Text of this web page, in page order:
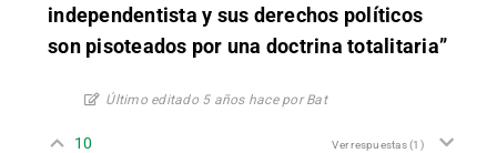
independentista y sus derechos políticos
son pisoteados por una doctrina totalitaria”
Último editado 5 años hace por Bat
10 Ver respuestas(1)